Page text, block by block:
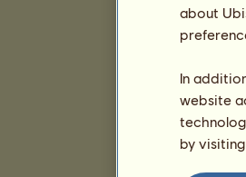
about
In
website
by